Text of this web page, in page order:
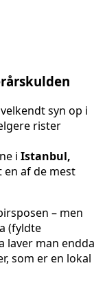
syn op i
rister
i Istanbul,
en af de mest
– men
(fyldte
laver man endda
som er en lokal